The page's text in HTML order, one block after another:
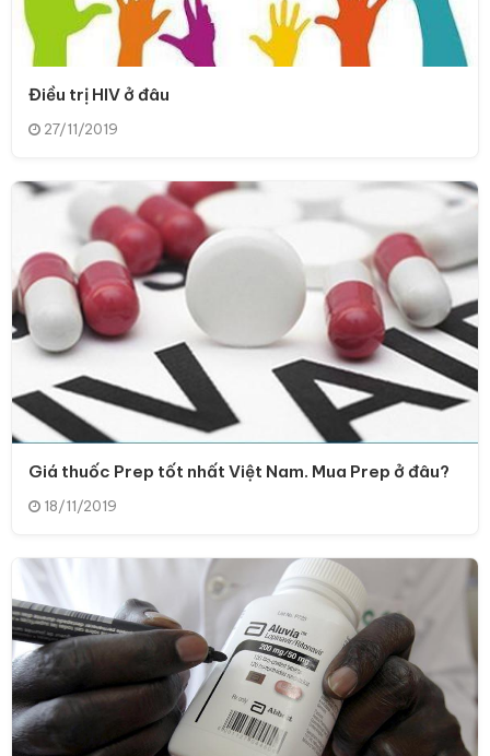
Điều trị HIV ở đâu
27/11/2019
Giá thuốc Prep tốt nhất Việt Nam. Mua Prep ở đâu?
18/11/2019